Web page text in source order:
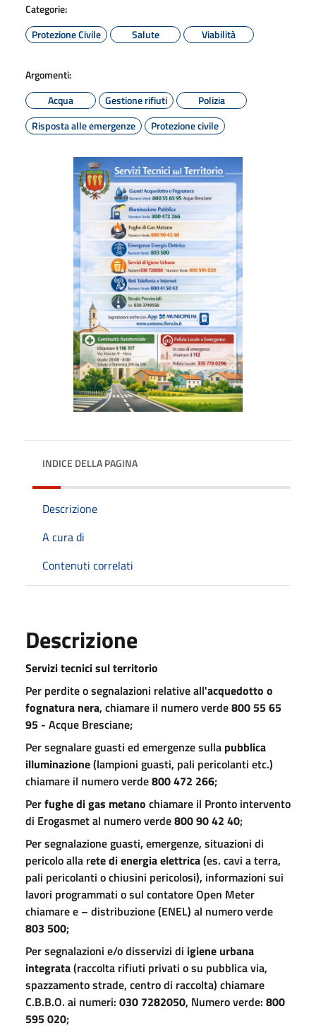
Categorie:
Protezione Civile
Salute Viabilità
Argomenti:
Acqua
Gestione rifiuti
Polizia
Risposta alle emergenze
Protezione civile
INDICE DELLA PAGINA
Descrizione
A cura di
Contenuti correlati
Descrizione
Servizi tecnici sul territorio
Per perdite o segnalazioni relative all'acquedotto o
fognatura nera, chiamare il numero verde800 55 65
95 - Acque Bresciane;
Per segnalare guasti ed emergenze sulla pubblica
illuminazione(lampioni guasti, pali pericolanti etc.)
chiamare il numero verde800 472 266;
Perfughe di gas metano chiamare il Pronto intervento
di Erogasmet al numero verde800 90 42 40;
Per segnalazione guasti, emergenze, situazioni di
pericolo alla rete di energia elettrica(es. cavi a terra,
pali pericolanti o chiusini pericolosi), informazioni sui
lavori programmati o sul contatore Open Meter
chiamare e – distribuzione (ENEL) al numero verde
803 500;
Per segnalazioni e/o disservizi di igiene urbana
integrata(raccolta rifiuti privati o su pubblica via,
spazzamento strade, centro di raccolta) chiamare
C.B.B.O. ai numeri: 030 7282050, Numero verde: 800
595 020;